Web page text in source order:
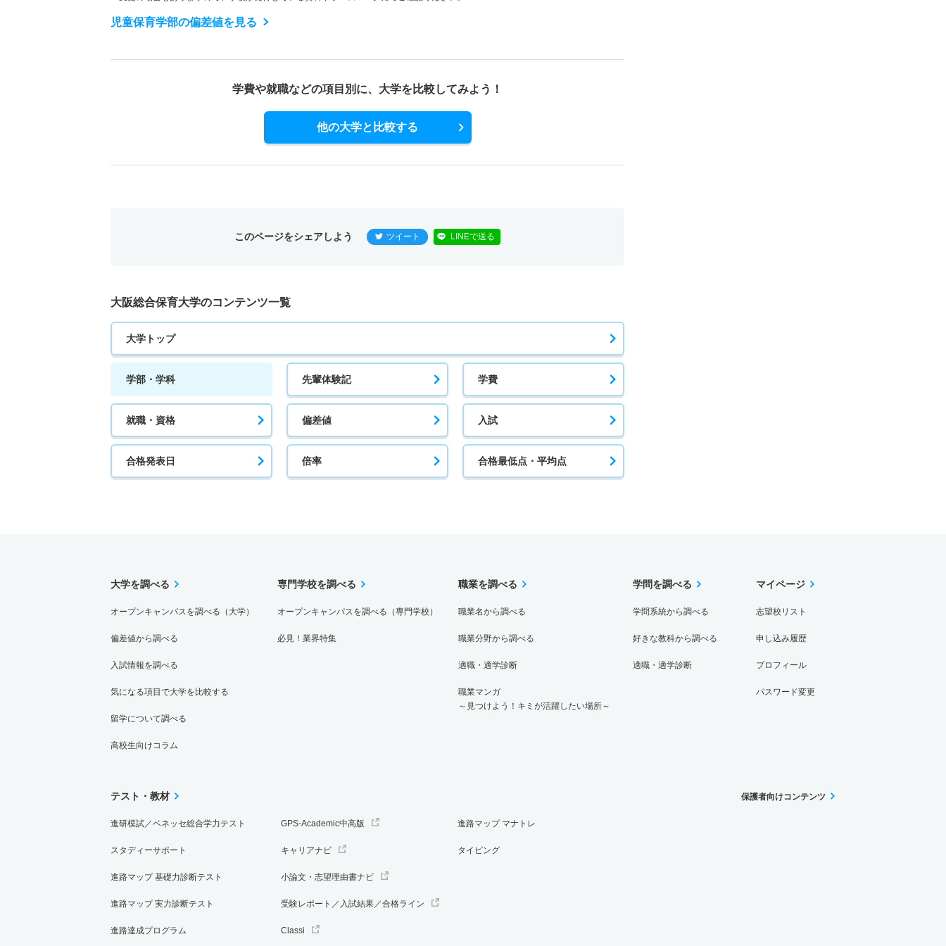
児童保育学部の偏差値を見る
学費や就職などの項目別に、 大学を比較してみよう！
他の大学と比較する
このページをシェアしよう ツイート LINEで送る
大阪総合保育大学のコンテンツ一覧
大学トップ
学部・学科 先輩体験記 学費
就職・資格 偏差値 入試
合格発表日 倍率 合格最低点・平均点
大学を調べる
オープンキャンパスを調べる（大学）
偏差値から調べる
入試情報を調べる
気になる項目で大学を比較する
留学について調べる
高校生向けコラム
専門学校を調べる
オープンキャンパスを調べる（専門学校）
必見！業界特集
職業を調べる
職業名から調べる
職業分野から調べる
適職・適学診断
職業マンガ
～見つけよう！キミが活躍したい場所～
学問を調べる
学問系統から調べる
好きな教科から調べる
適職・適学診断
マイページ
志望校リスト
申し込み履歴
プロフィール
パスワード変更
テスト・教材
進研模試／ベネッセ総合学力テスト
スタディーサポート
進路マップ 基礎力診断テスト
進路マップ 実力診断テスト
進路達成プログラム
GPS-Academic中高版
キャリアナビ
小論文・志望理由書ナビ
受験レポート／入試結果／合格ライン
Classi
進路マップ マナトレ
タイピング
保護者向けコンテンツ